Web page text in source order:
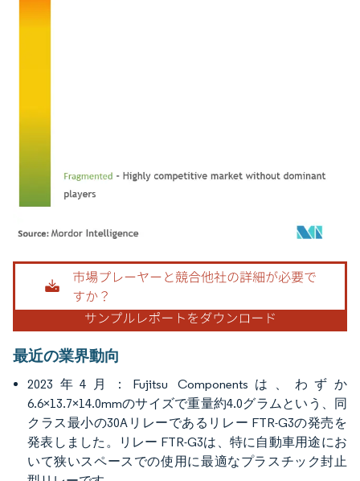
画像 © Mordor Intelligence。再利用にはCC BY 4.0の表示が必要です。
最近の業界動向
2023年4月：Fujitsu Componentsは、わずか
6.6×13.7×14.0mmのサイズで重量約4.0グラムという、同
クラス最小の30Aリレーであるリレー FTR-G3の発売を
発表しました。リレー FTR-G3は、特に自動車用途にお
いて狭いスペースでの使用に最適なプラスチック封止